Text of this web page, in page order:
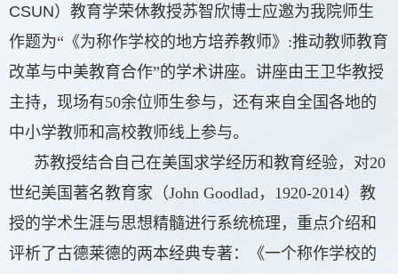
CSUN）教育学荣休教授苏智欣博士应邀为我院师生
作题为“《为称作学校的地方培养教师》:推动教师教育
改革与中美教育合作”的学术讲座。讲座由王卫华教授
主持，现场有50余位师生参与，还有来自全国各地的
中小学教师和高校教师线上参与。
苏教授结合自己在美国求学经历和教育经验，对20
世纪美国著名教育家（John Goodlad，1920-2014）教
授的学术生涯与思想精髓进行系统梳理，重点介绍和
评析了古德莱德的两本经典专著：《一个称作学校的